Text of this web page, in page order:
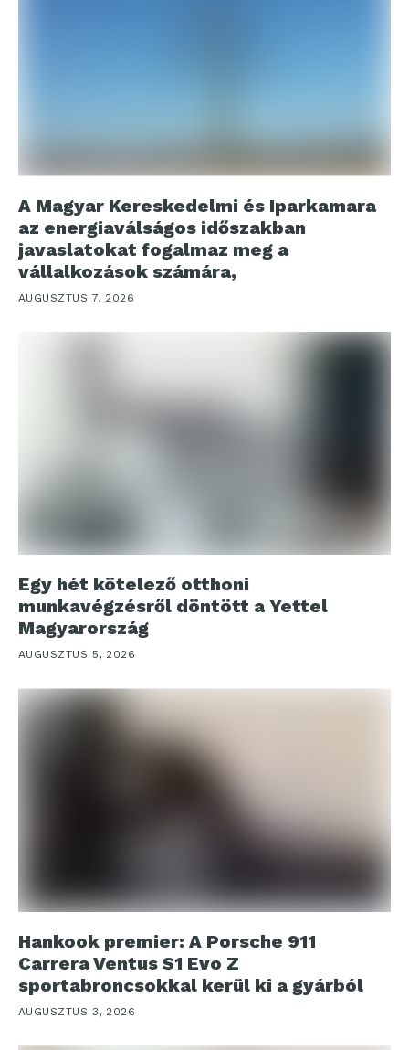
A Magyar Kereskedelmi és Iparkamara
az energiaválságos időszakban
javaslatokat fogalmaz meg a
vállalkozások számára,
AUGUSZTUS 7, 2026
Egy hét kötelező otthoni
munkavégzésről döntött a Yettel
Magyarország
AUGUSZTUS 5, 2026
Hankook premier: A Porsche 911
Carrera Ventus S1 Evo Z
sportabroncsokkal kerül ki a gyárból
AUGUSZTUS 3, 2026